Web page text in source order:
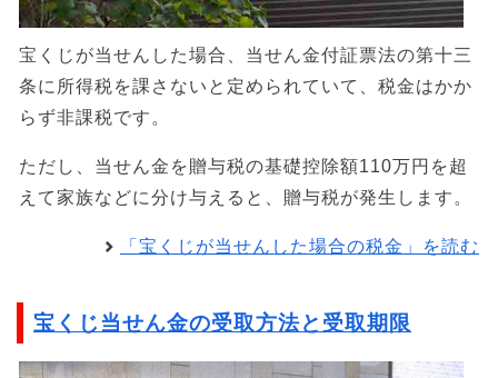
宝くじが当せんした場合、当せん金付証票法の第十三
条に所得税を課さないと定められていて、税金はかか
らず非課税です。
ただし、当せん金を贈与税の基礎控除額110万円を超
えて家族などに分け与えると、贈与税が発生します。
「宝くじが当せんした場合の税金」を読む
宝くじ当せん金の受取方法と受取期限